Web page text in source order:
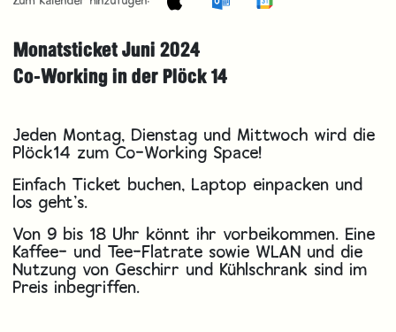
Monatsticket Juni 2024
Co-Working in der Plöck 14
Jeden Montag, Dienstag und Mittwoch wird die
Plöck14 zum Co-Working Space!
Einfach Ticket buchen, Laptop einpacken und
los geht’s.
Von 9 bis 18 Uhr könnt ihr vorbeikommen. Eine
Kaffee- und Tee-Flatrate sowie WLAN und die
Nutzung von Geschirr und Kühlschrank sind im
Preis inbegriffen.